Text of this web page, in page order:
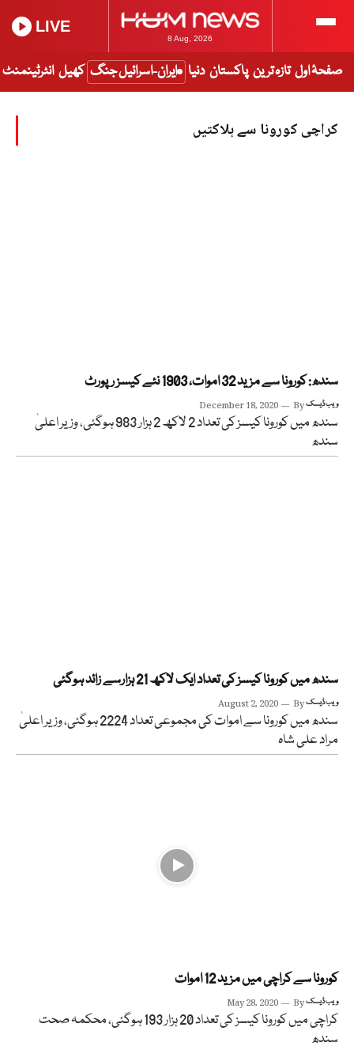
8 Aug, 2026
LIVE
صفحۂ اول تازہ ترین پاکستان دنیا ایران-اسرائیل جنگ کھیل انٹرٹینمنٹ
کراچی کورونا سے ہلاکتیں
سندھ: کورونا سے مزید 32 اموات، 1903 نئے کیسز رپورٹ
December 18, 2020 Byویب ڈیسک
سندھ میں کورونا کیسز کی تعداد 2 لاکھ 2 ہزار 983 ہوگئی، وزیر اعلیٰ
سندھ
سندھ میں کورونا کیسز کی تعداد ایک لاکھ 21 ہزارسے زائد ہوگئی
August 2, 2020 Byویب ڈیسک
سندھ میں کورونا سے اموات کی مجموعی تعداد 2224 ہوگئی، وزیر اعلیٰ
مراد علی شاہ
کورونا سے کراچی میں مزید 12 اموات
May 28, 2020 Byویب ڈیسک
کراچی میں کورونا کیسز کی تعداد 20 ہزار 193 ہوگئی، محکمہ صحت
سندھ